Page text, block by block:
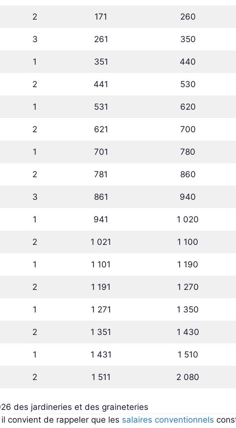
2 171 260
3 261 350
1 351 440
2 441 530
1 531 620
2 621 700
1 701 780
2 781 860
3 861 940
1 941 1 020
2 1 021 1 100
1 1 101 1 190
2 1 191 1 270
1 1 271 1 350
2 1 351 1 430
1 1 431 1 510
2 1 511 2 080
des jardineries et des graineteries
il convient de rappeler que les salaires conventionnels